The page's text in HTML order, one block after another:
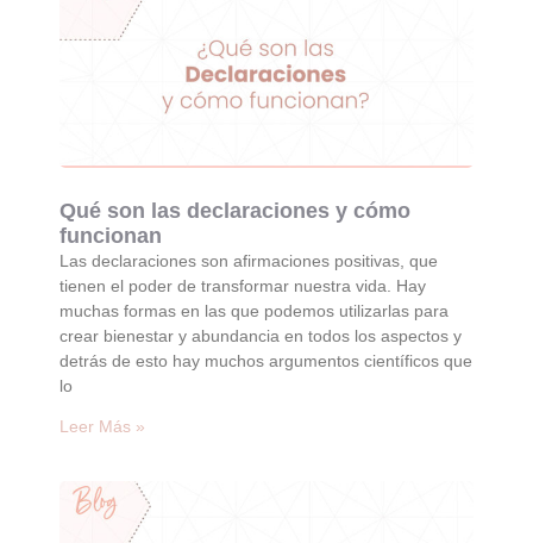
Qué son las declaraciones y cómo
funcionan
Las declaraciones son afirmaciones positivas, que
tienen el poder de transformar nuestra vida. Hay
muchas formas en las que podemos utilizarlas para
crear bienestar y abundancia en todos los aspectos y
detrás de esto hay muchos argumentos científicos que
lo
Leer Más »